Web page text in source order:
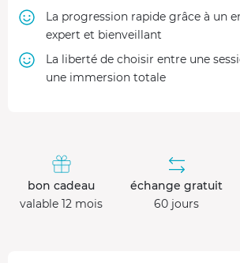
La progression rapide grâce à un
expert et bienveillant
La liberté de choisir entre une
une immersion totale
bon cadeau
valable 12 mois
échange gratuit
60 jours